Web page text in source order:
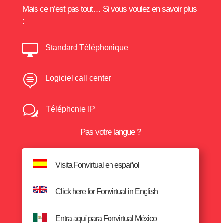
Mais ce n’est pas tout… Si vous voulez en savoir plus
:
 Standard Téléphonique
 Logiciel call center
w Téléphonie IP
Pas votre langue ?
Visita Fonvirtual en español
Click here for Fonvirtual in English
Entra aquí para Fonvirtual México